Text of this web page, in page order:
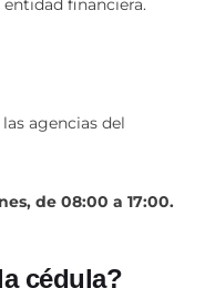
financiera.
agencias del
de 08:00 a 17:00.
cédula?